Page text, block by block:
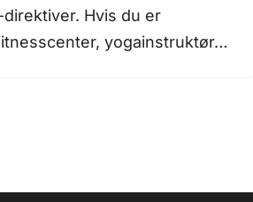
Hvis du er
yogainstruktør…